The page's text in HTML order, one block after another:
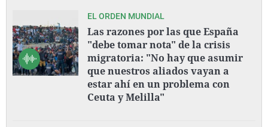
EL ORDEN MUNDIAL
Las razones por las que España
"debe tomar nota" de la crisis
migratoria: "No hay que asumir
que nuestros aliados vayan a
estar ahí en un problema con
Ceuta y Melilla"